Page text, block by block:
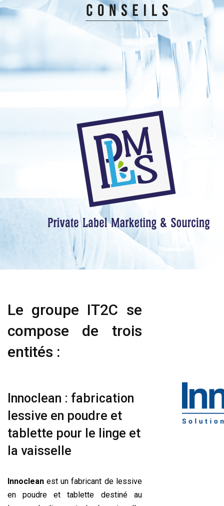
Le groupe IT2C se
compose de trois
entités :
Innoclean : fabrication
lessive en poudre et
tablette pour le linge et
la vaisselle
Innoclean est un fabricant de lessive
en poudre et tablette destiné au